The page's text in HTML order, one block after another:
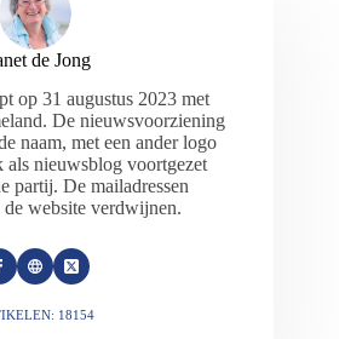
de Jong
op 31 augustus 2023 met
De nieuwsvoorziening
naam, met een ander logo
als nieuwsblog voortgezet
partij. De mailadressen
de website verdwijnen.
18154